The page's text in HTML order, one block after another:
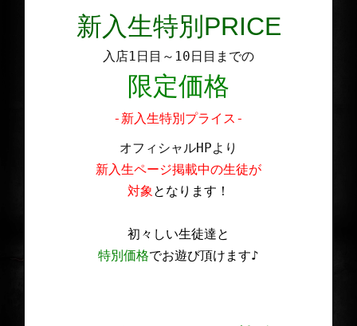
新入生特別PRICE
入店1日目～10日目までの
限定価格
-新入生特別プライス-
オフィシャルHPより
新入生ページ掲載中の生徒が
対象となります！
初々しい生徒達と
特別価格でお遊び頂けます♪